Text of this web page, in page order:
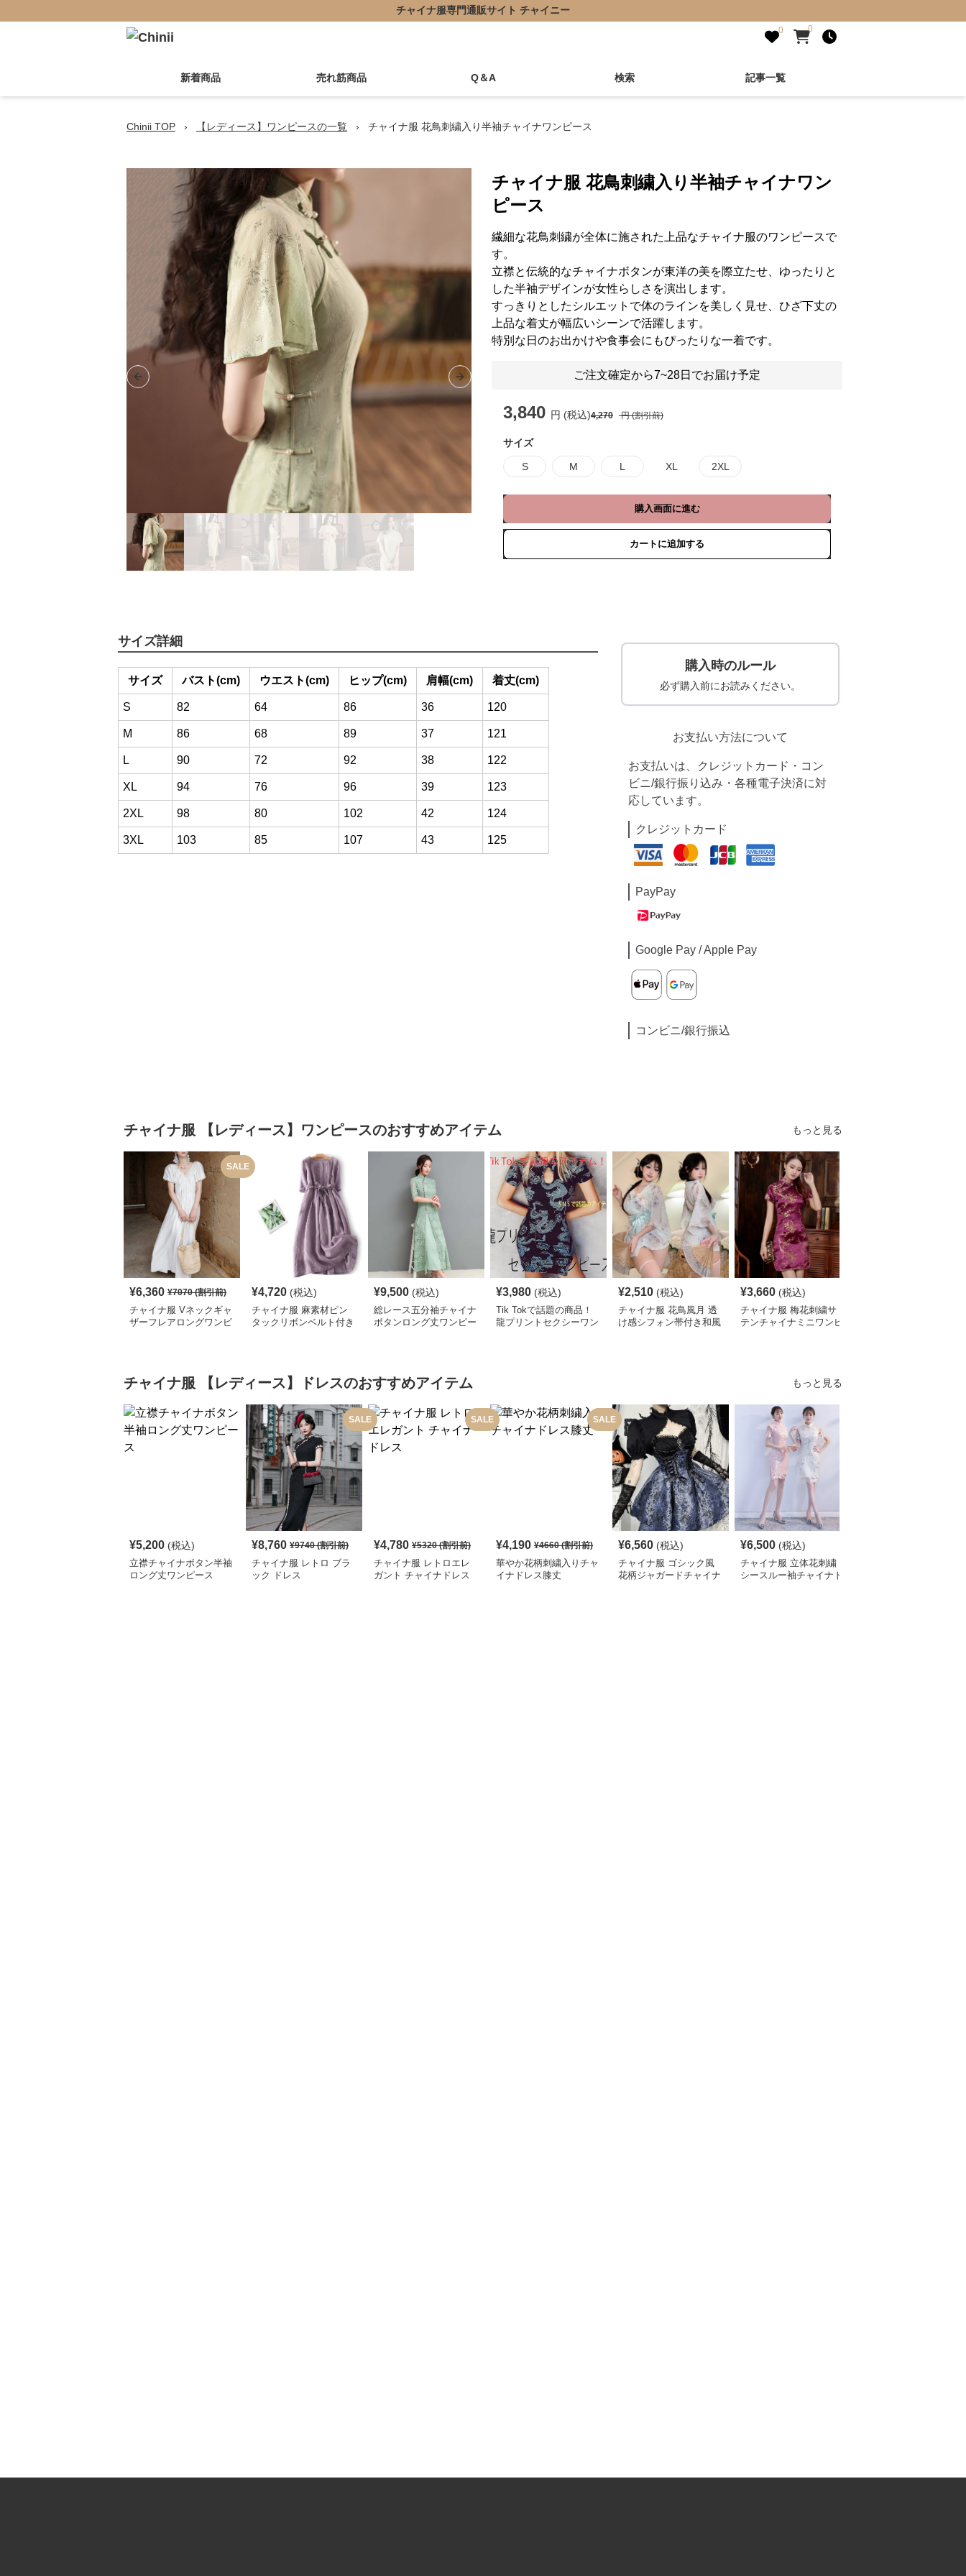
チャイナ服専門通販サイト チャイニー
0 0
新着商品 売れ筋商品 Q＆A 検索 記事一覧
Chinii TOP › 【レディース】ワンピースの一覧 › チャイナ服 花鳥刺繍入り半袖チャイナワンピース
Previous slide Next slide
チャイナ服 花鳥刺繍入り半袖チャイナワン
ピース
繊細な花鳥刺繍が全体に施された上品なチャイナ服のワンピースで
す。
立襟と伝統的なチャイナボタンが東洋の美を際立たせ、ゆったりと
した半袖デザインが女性らしさを演出します。
すっきりとしたシルエットで体のラインを美しく見せ、ひざ下丈の
上品な着丈が幅広いシーンで活躍します。
特別な日のお出かけや食事会にもぴったりな一着です。
ご注文確定から7~28日でお届け予定
3,840 円 (税込)4,270 円 (割引前)
サイズ
S M L XL 2XL
購入画面に進む
カートに追加する
サイズ詳細
サイズ バスト(cm) ウエスト(cm) ヒップ(cm) 肩幅(cm) 着丈(cm)
S 82 64 86 36 120
M 86 68 89 37 121
L 90 72 92 38 122
XL 94 76 96 39 123
2XL 98 80 102 42 124
3XL 103 85 107 43 125
購入時のルール
必ず購入前にお読みください。
お支払い方法について
お支払いは、クレジットカード・コン
ビニ/銀行振り込み・各種電子決済に対
応しています。
クレジットカード
PayPay
Google Pay / Apple Pay
コンビニ/銀行振込
チャイナ服 【レディース】ワンピースのおすすめアイテム もっと見る
SALE
¥6,360 ¥7070(割引前)
チャイナ服 Vネックギャ
ザーフレアロングワンピ
¥4,720 (税込)
チャイナ服 麻素材ピン
タックリボンベルト付き
¥9,500 (税込)
総レース五分袖チャイナ
ボタンロング丈ワンピー
¥3,980 (税込)
Tik Tokで話題の商品！
龍プリントセクシーワン
¥2,510 (税込)
チャイナ服 花鳥風月 透
け感シフォン帯付き和風
¥3,660 (税込)
チャイナ服 梅花刺繍サ
テンチャイナミニワンピ
チャイナ服 【レディース】ドレスのおすすめアイテム もっと見る
¥5,200 (税込)
立襟チャイナボタン半袖
ロング丈ワンピース
SALE
¥8,760 ¥9740(割引前)
チャイナ服 レトロ ブラ
ック ドレス
SALE
¥4,780 ¥5320(割引前)
チャイナ服 レトロエレ
ガント チャイナドレス
SALE
¥4,190 ¥4660(割引前)
華やか花柄刺繍入りチャ
イナドレス膝丈
¥6,560 (税込)
チャイナ服 ゴシック風
花柄ジャガードチャイナ
¥6,500 (税込)
チャイナ服 立体花刺繍
シースルー袖チャイナド